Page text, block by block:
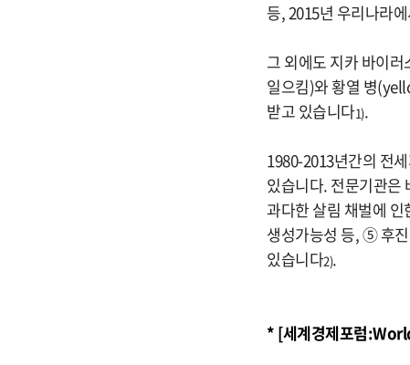
등, 2015년 우리나라
그 외에도 지카 바이
일으킴)와 황열 병
받고 있습니다1).
1980-2013년간의 전
있습니다. 전문기관
과다한 살림 채벌에
생성가능성 등, ⑤ 후
있습니다2).
* [세계경제포럼